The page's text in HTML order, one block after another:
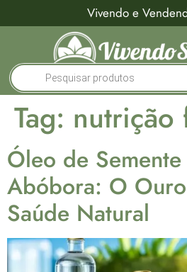
Vivendo e
Tag: nutrição
Óleo de
Abóbora: O
Saúde Natural